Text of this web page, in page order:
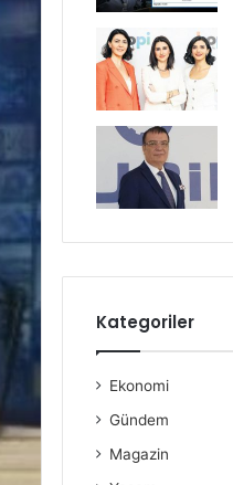
Kategoriler
Ekonomi
Gündem
Magazin